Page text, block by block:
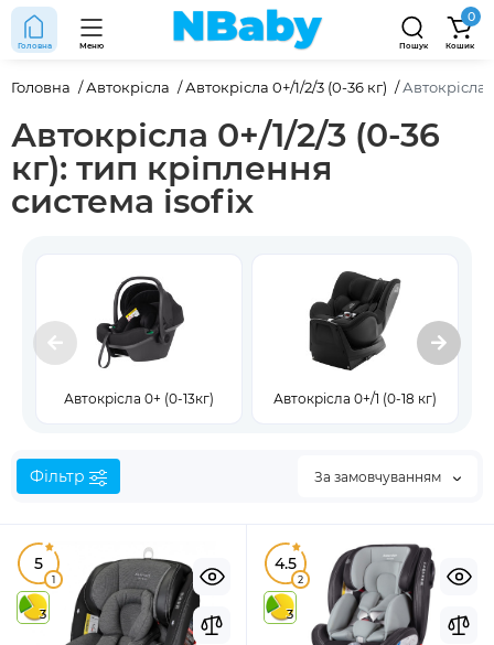
Головна Меню Пошук
0
Кошик
Головна Автокрісла Автокрісла 0+/1/2/3 (0-36 кг) Автокрісла
Автокрісла 0+/1/2/3 (0-36
кг): тип кріплення
система isofix
Автокрісла 0+ (0-13кг) Автокрісла 0+/1 (0-18 кг)
Фільтр За замовчуванням
5
1
3
4.5
2
3